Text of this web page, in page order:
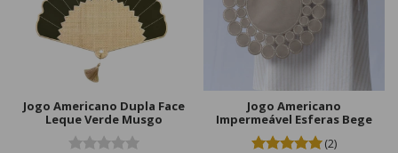
Jogo Americano Dupla Face
Leque Verde Musgo
Jogo Americano
Impermeável Esferas Bege
(2)